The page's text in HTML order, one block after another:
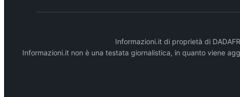
Informazioni.it di proprietà di
Informazioni.it non è una testata giornalistica, in quanto viene